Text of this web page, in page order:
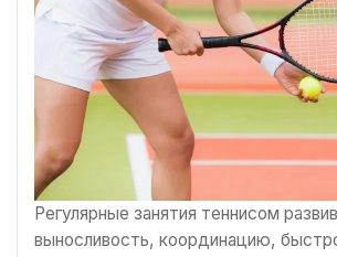
Регулярные занятия теннисом
выносливость, координацию,